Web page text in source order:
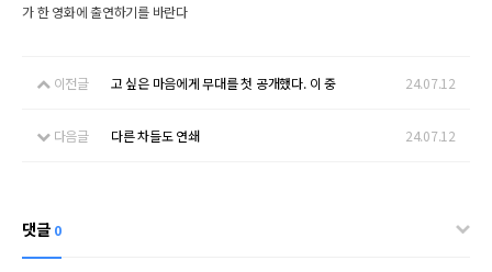
가 한 영화에 출연하기를 바란다
이전글 고 싶은 마음에게 무대를 첫 공개했다. 이 중 24.07.12
다음글 다른 차들도 연쇄 24.07.12
댓글 0